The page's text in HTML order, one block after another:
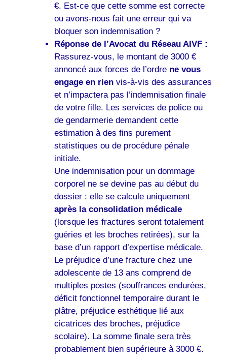
€. Est-ce que cette somme est correcte
ou avons-nous fait une erreur qui va
bloquer son indemnisation ?
Réponse de l’Avocat du Réseau AIVF :
Rassurez-vous, le montant de 3000 €
annoncé aux forces de l’ordre ne vous
engage en rienvis-à-vis des assurances
et n’impactera pas l’indemnisation finale
de votre fille. Les services de police ou
de gendarmerie demandent cette
estimation à des fins purement
statistiques ou de procédure pénale
initiale.
Une indemnisation pour un dommage
corporel ne se devine pas au début du
dossier : elle se calcule uniquement
après la consolidation médicale
(lorsque les fractures seront totalement
guéries et les broches retirées), sur la
base d’un rapport d’expertise médicale.
Le préjudice d’une fracture chez une
adolescente de 13 ans comprend de
multiples postes (souffrances endurées,
déficit fonctionnel temporaire durant le
plâtre, préjudice esthétique lié aux
cicatrices des broches, préjudice
scolaire). La somme finale sera très
probablement bien supérieure à 3000 €.